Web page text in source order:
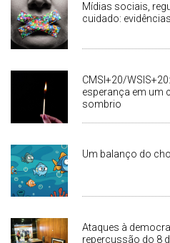
Mídias sociais,
cuidado:
CMSI+20/
esperança em um
sombrio
Um balanço do
Ataques à
repercussão do 8